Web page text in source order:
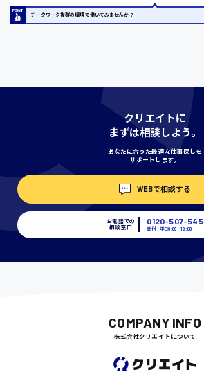
埼玉県
千葉県
チークワーク抜群の環境で働いてみませんか？
クリエイトに
まずは相談しよう。
あなたに合った最適な仕事探しを
サポートします。
WEBで相談する
お電話での
相談窓口
0120-507-545
受付：平日9:00 - 18:00
COMPANY INFO
株式会社クリエイトについて